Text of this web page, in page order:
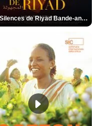
Les Silences de Riyad Bande-annonce VO STFR